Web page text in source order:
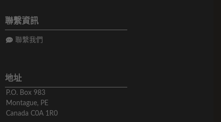
聯繫資訊
聯繫我們
地址
P.O. Box 983
Montague, PE
Canada C0A 1R0